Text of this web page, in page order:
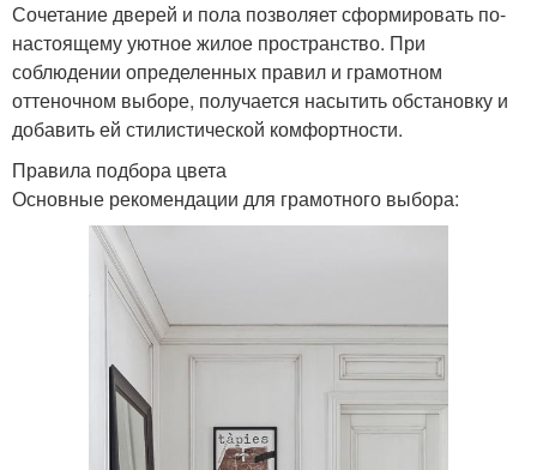
Сочетание дверей и пола позволяет сформировать по-
настоящему уютное жилое пространство. При
соблюдении определенных правил и грамотном
оттеночном выборе, получается насытить обстановку и
добавить ей стилистической комфортности.
Правила подбора цвета
Основные рекомендации для грамотного выбора: